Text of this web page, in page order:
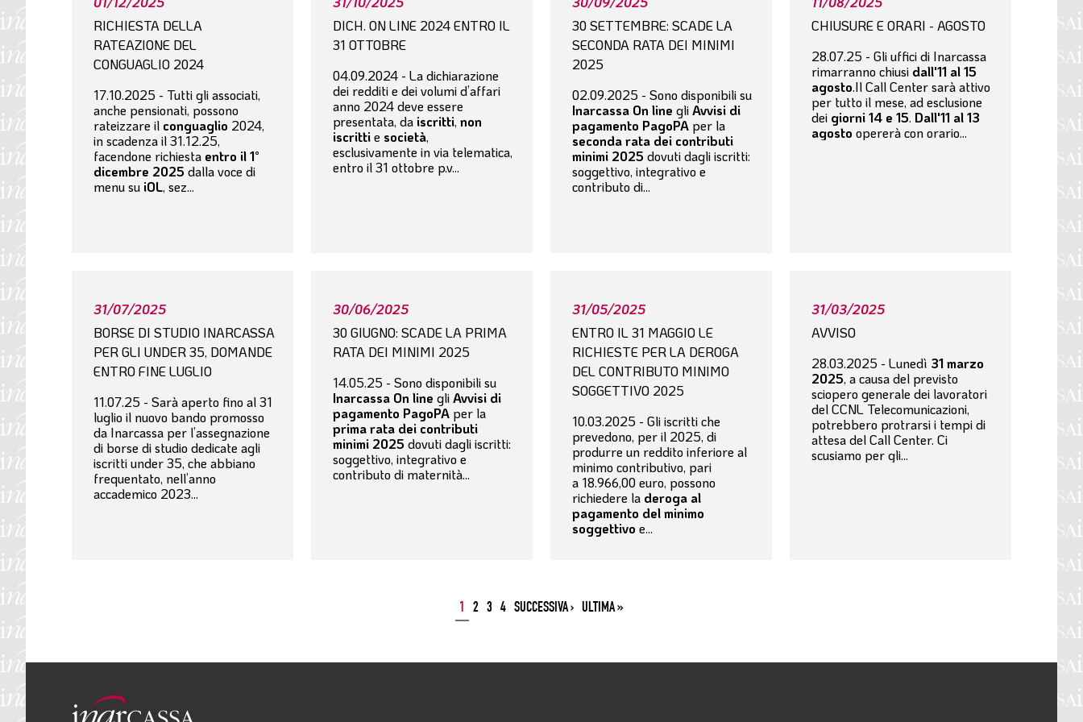
RICHIESTA DELLA
RATEAZIONE DEL
CONGUAGLIO 2024
17.10.2025 - Tutti gli associati,
anche pensionati, possono
rateizzare il conguaglio 2024,
in scadenza il 31.12.25,
facendone richiesta entro il 1°
dicembre 2025 dalla voce di
menu su iOL, sez...
DICH. ON LINE 2024 ENTRO IL
31 OTTOBRE
04.09.2024 - Ladichiarazione
dei redditi e dei volumi d’affari
anno 2024deve essere
presentata, da iscritti, non
iscrittie società,
esclusivamente in via telematica,
entro il 31 ottobre p.v...
30 SETTEMBRE: SCADE LA
SECONDA RATA DEI MINIMI
2025
02.09.2025 - Sono disponibili su
Inarcassa On line gliAvvisi di
pagamento PagoPAper la
seconda rata dei contributi
minimi 2025 dovuti dagli iscritti:
soggettivo, integrativo e
contributo di...
CHIUSURE E ORARI - AGOSTO
28.07.25 - Gli uffici di Inarcassa
rimarranno chiusi dall'11 al 15
agosto.Il Call Center sarà attivo
per tutto il mese, ad esclusione
dei giorni 14 e 15. Dall'11 al 13
agosto opererà con orario...
31/07/2025
BORSE DI STUDIO INARCASSA
PER GLI UNDER 35, DOMANDE
ENTRO FINE LUGLIO
11.07.25 - Sarà aperto fino al 31
luglio il nuovo bando promosso
da Inarcassa per l’assegnazione
di borse di studio dedicate agli
iscritti under 35, che abbiano
frequentato, nell’anno
accademico 2023...
30/06/2025
30 GIUGNO: SCADE LA PRIMA
RATA DEI MINIMI 2025
14.05.25 - Sono disponibili su
Inarcassa On line gliAvvisi di
pagamento PagoPAper la
prima rata dei contributi
minimi 2025 dovuti dagli iscritti:
soggettivo, integrativo e
contributo di maternità...
31/05/2025
ENTRO IL 31 MAGGIO LE
RICHIESTE PER LA DEROGA
DEL CONTRIBUTO MINIMO
SOGGETTIVO 2025
10.03.2025 - Gli iscritti che
prevedono, per il 2025, di
produrre un reddito inferiore al
minimo contributivo, pari
a 18.966,00 euro, possono
richiedere la deroga al
pagamento del minimo
soggettivo e...
31/03/2025
AVVISO
28.03.2025 - Lunedì 31 marzo
2025, a causa del previsto
sciopero generale dei lavoratori
del CCNL Telecomunicazioni,
potrebbero protrarsi i tempi di
attesa del Call Center. Ci
scusiamo per gli...
1 2 3 4 SUCCESSIVA › ULTIMA »